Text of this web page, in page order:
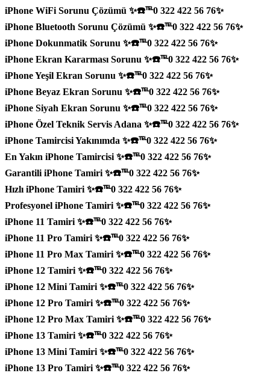
iPhone WiFi Sorunu Çözümü ✨☎️℡0 322 422 56 76✨
iPhone Bluetooth Sorunu Çözümü ✨☎️℡0 322 422 56 76✨
iPhone Dokunmatik Sorunu ✨☎️℡0 322 422 56 76✨
iPhone Ekran Kararması Sorunu ✨☎️℡0 322 422 56 76✨
iPhone Yeşil Ekran Sorunu ✨☎️℡0 322 422 56 76✨
iPhone Beyaz Ekran Sorunu ✨☎️℡0 322 422 56 76✨
iPhone Siyah Ekran Sorunu ✨☎️℡0 322 422 56 76✨
iPhone Özel Teknik Servis Adana ✨☎️℡0 322 422 56 76✨
iPhone Tamircisi Yakınımda ✨☎️℡0 322 422 56 76✨
En Yakın iPhone Tamircisi ✨☎️℡0 322 422 56 76✨
Garantili iPhone Tamiri ✨☎️℡0 322 422 56 76✨
Hızlı iPhone Tamiri ✨☎️℡0 322 422 56 76✨
Profesyonel iPhone Tamiri ✨☎️℡0 322 422 56 76✨
iPhone 11 Tamiri ✨☎️℡0 322 422 56 76✨
iPhone 11 Pro Tamiri ✨☎️℡0 322 422 56 76✨
iPhone 11 Pro Max Tamiri ✨☎️℡0 322 422 56 76✨
iPhone 12 Tamiri ✨☎️℡0 322 422 56 76✨
iPhone 12 Mini Tamiri ✨☎️℡0 322 422 56 76✨
iPhone 12 Pro Tamiri ✨☎️℡0 322 422 56 76✨
iPhone 12 Pro Max Tamiri ✨☎️℡0 322 422 56 76✨
iPhone 13 Tamiri ✨☎️℡0 322 422 56 76✨
iPhone 13 Mini Tamiri ✨☎️℡0 322 422 56 76✨
iPhone 13 Pro Tamiri ✨☎️℡0 322 422 56 76✨